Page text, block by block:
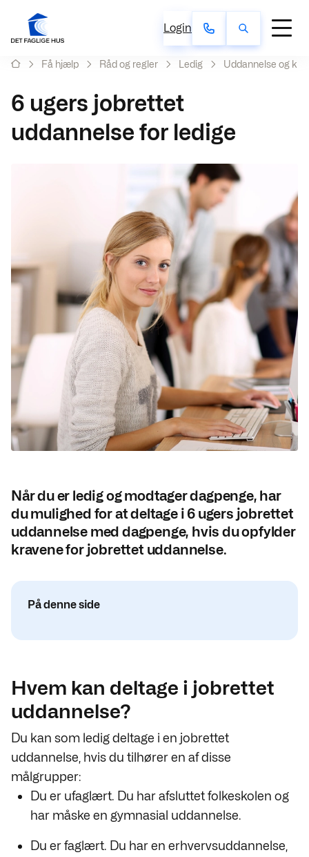
Login
Få hjælp Råd og regler Ledig Uddannelse og
6 ugers jobrettet
uddannelse for ledige
Når du er ledig og modtager dagpenge, har
du mulighed for at deltage i 6 ugers jobrettet
uddannelse med dagpenge, hvis du opfylder
kravene for jobrettet uddannelse.
På denne side
Hvem kan deltage i jobrettet
uddannelse?
Du kan som ledig deltage i en jobrettet
uddannelse, hvis du tilhører en af disse
målgrupper:
Du er ufaglært. Du har afsluttet folkeskolen og
har måske en gymnasial uddannelse.
Du er faglært. Du har en erhvervsuddannelse,